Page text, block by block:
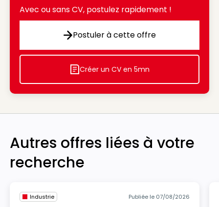
Avec ou sans CV, postulez rapidement !
Postuler à cette offre
Postuler à cette offre
Icon decorative
Créer un CV en 5mn
Autres offres liées à votre
recherche
Industrie Publiée le 07/08/2026